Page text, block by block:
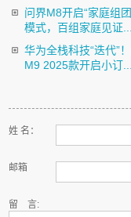
问界M8开启“家庭组
模式，百组家庭见证...
华为全栈科技“迭代”
M9 2025款开启小订...
姓 名：
邮箱
留 言: